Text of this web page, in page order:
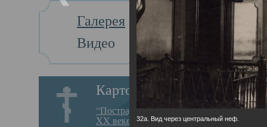
Галерея
Видео
Картотека
“Пострадавшие за веру в
XX веке на Севере”
Главная
32а. Вид через центральный неф.